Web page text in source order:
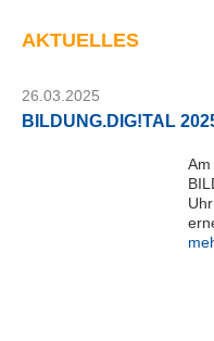
AKTUELLES
26.03.2025
BILDUNG.DIG!TAL